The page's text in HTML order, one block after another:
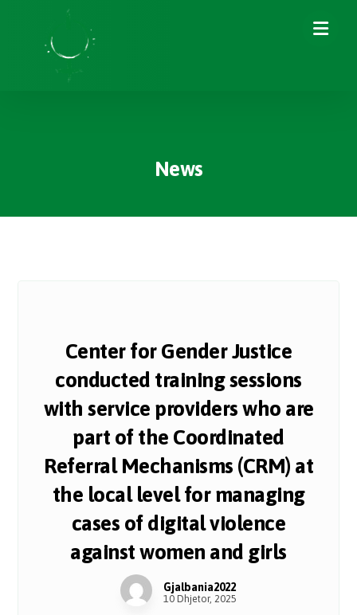
News
Center for Gender Justice
conducted training sessions
with service providers who are
part of the Coordinated
Referral Mechanisms (CRM) at
the local level for managing
cases of digital violence
against women and girls
Gjalbania2022
10 Dhjetor, 2025